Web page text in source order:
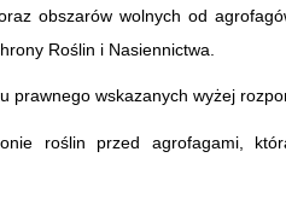
obszarów wolnych od
Roślin i Nasiennictwa.
prawnego wskazanych wyżej
roślin przed agrofagami,